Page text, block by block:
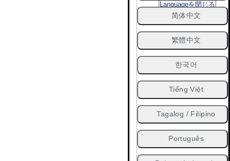
简体中文
繁體中文
한국어
Tiếng Việt
Tagalog / Filipino
Português
Languageを閉じる